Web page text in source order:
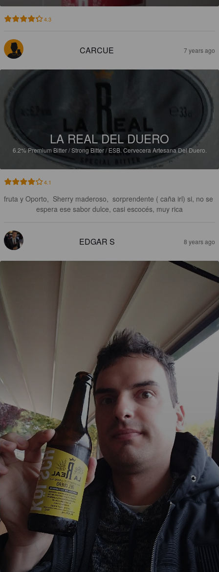
4.3
CARCUE 7 years ago
LA REAL DEL DUERO
6.2%Premium Bitter / Strong Bitter / ESB. Cervecera Artesana Del Duero.
4.1
fruta y Oporto,  Sherry maderoso,  sorprendente ( caña irl) si, no se
espera ese sabor dulce, casi escocés, muy rica
EDGAR S 8 years ago